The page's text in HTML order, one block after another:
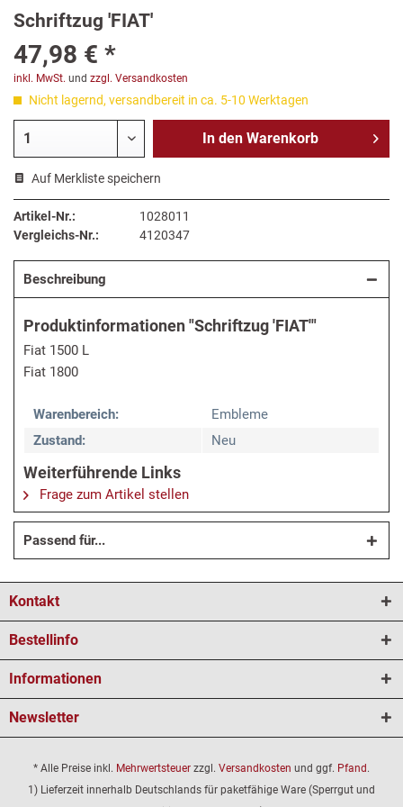
Schriftzug 'FIAT'
47,98 € *
inkl. MwSt. und zzgl. Versandkosten
Nicht lagernd, versandbereit in ca. 5-10 Werktagen
In den Warenkorb
Auf Merkliste speichern
Artikel-Nr.:
1028011
Vergleichs-Nr.:
4120347
Beschreibung
Produktinformationen "Schriftzug 'FIAT'"
Fiat 1500 L
Fiat 1800
Warenbereich:
Embleme
Zustand:
Neu
Weiterführende Links
Frage zum Artikel stellen
Passend für...
Kontakt
Bestellinfo
Informationen
Newsletter
* Alle Preise inkl. Mehrwertsteuer zzgl. Versandkosten und ggf. Pfand.
1) Lieferzeit innerhalb Deutschlands für paketfähige Ware (Sperrgut und